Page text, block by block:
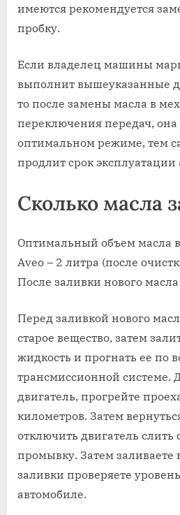
имеются рекомендуется
пробку.
Если владелец машины
выполнит вышеуказанные
то после замены масла в
переключения передач, она
оптимальном режиме, тем
продлит срок эксплуатации
Сколько масла
Оптимальный объем масла
Aveo – 2 литра (после
После заливки нового
Перед заливкой нового
старое вещество, затем
жидкость и прогнать ее по
трансмиссионной системе.
двигатель, прогрейте
километров. Затем
отключить двигатель слить
промывку. Затем заливаете
заливки проверяете
автомобиле.